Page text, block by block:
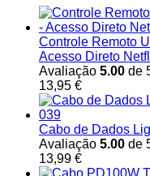
Controle Remoto
Acesso Direto
Avaliação 5.00 de
13,95 €
Cabo de Dados
Avaliação 5.00 de
13,99 €